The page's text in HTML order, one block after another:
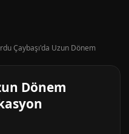
Çaybaşı'da Uzun Dönem
Dönem